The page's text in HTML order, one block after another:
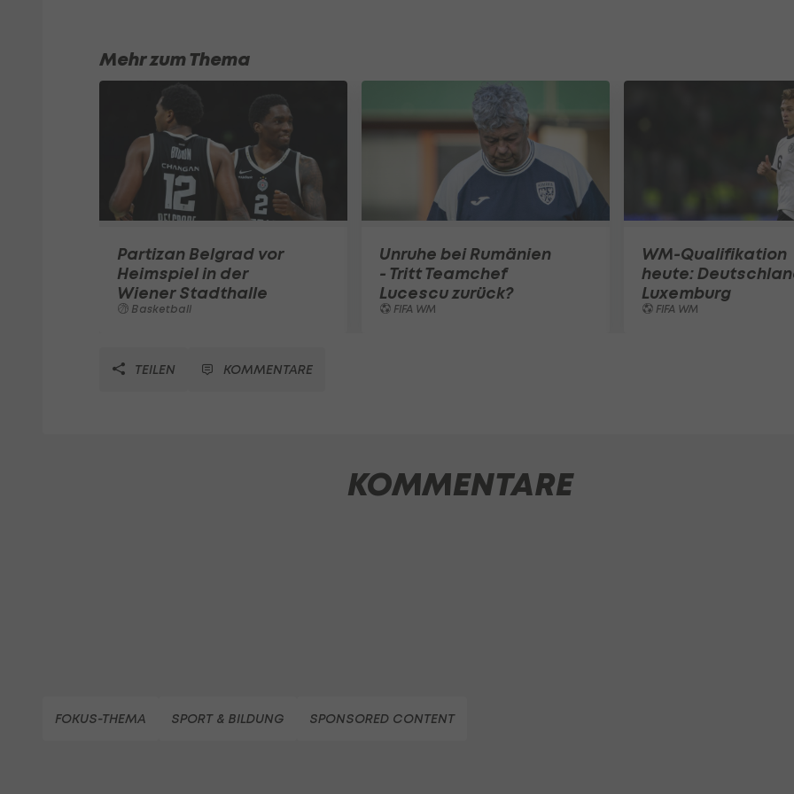
Mehr zum Thema
Partizan Belgrad vor
Heimspiel in der
Wiener Stadthalle
Basketball
Unruhe bei Rumänien
- Tritt Teamchef
Lucescu zurück?
FIFA WM
WM-Qualifikation
heute:
Luxemburg
FIFA WM
TEILEN KOMMENTARE
KOMMENTARE
FOKUS-THEMA SPORT & BILDUNG SPONSORED CONTENT